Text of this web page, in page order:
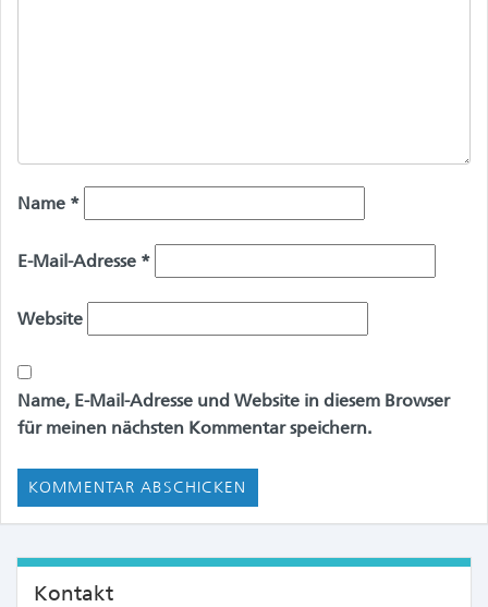
Name *
E-Mail-Adresse *
Website
Name, E-Mail-Adresse und Website in diesem Browser
für meinen nächsten Kommentar speichern.
Kontakt